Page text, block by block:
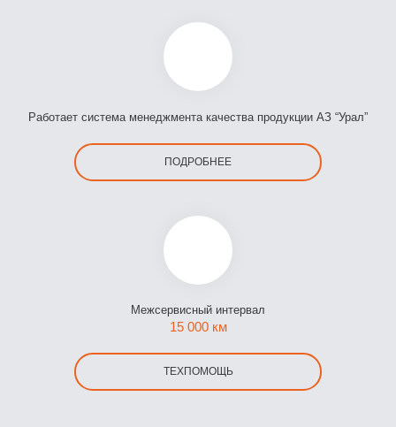
Работает система менеджмента качества продукции АЗ “Урал”
ПОДРОБНЕЕ
Межсервисный интервал
15 000 км
ТЕХПОМОЩЬ